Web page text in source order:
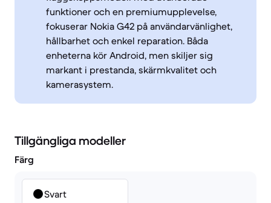
funktioner och en premiumupplevelse,
fokuserar Nokia G42 på användarvänlighet,
hållbarhet och enkel reparation. Båda
enheterna kör Android, men skiljer sig
markant i prestanda, skärmkvalitet och
kamerasystem.
Tillgängliga modeller
Färg
Svart